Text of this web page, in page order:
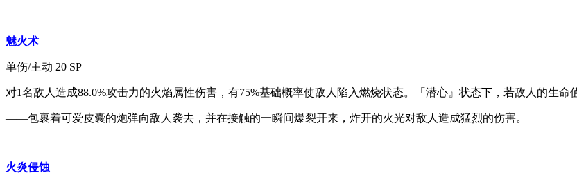
魅火术
单伤/主动 20 SP
对1名敌人造成88.0%攻击力的火焰属性伤害，有75%基础概率使敌人陷入燃烧状态。「潜心』状态下，若敌人的生命
——包裹着可爱皮囊的炮弹向敌人袭去，并在接触的一瞬间爆裂开来，炸开的火光对敌人造成猛烈的伤害。
火炎侵蚀